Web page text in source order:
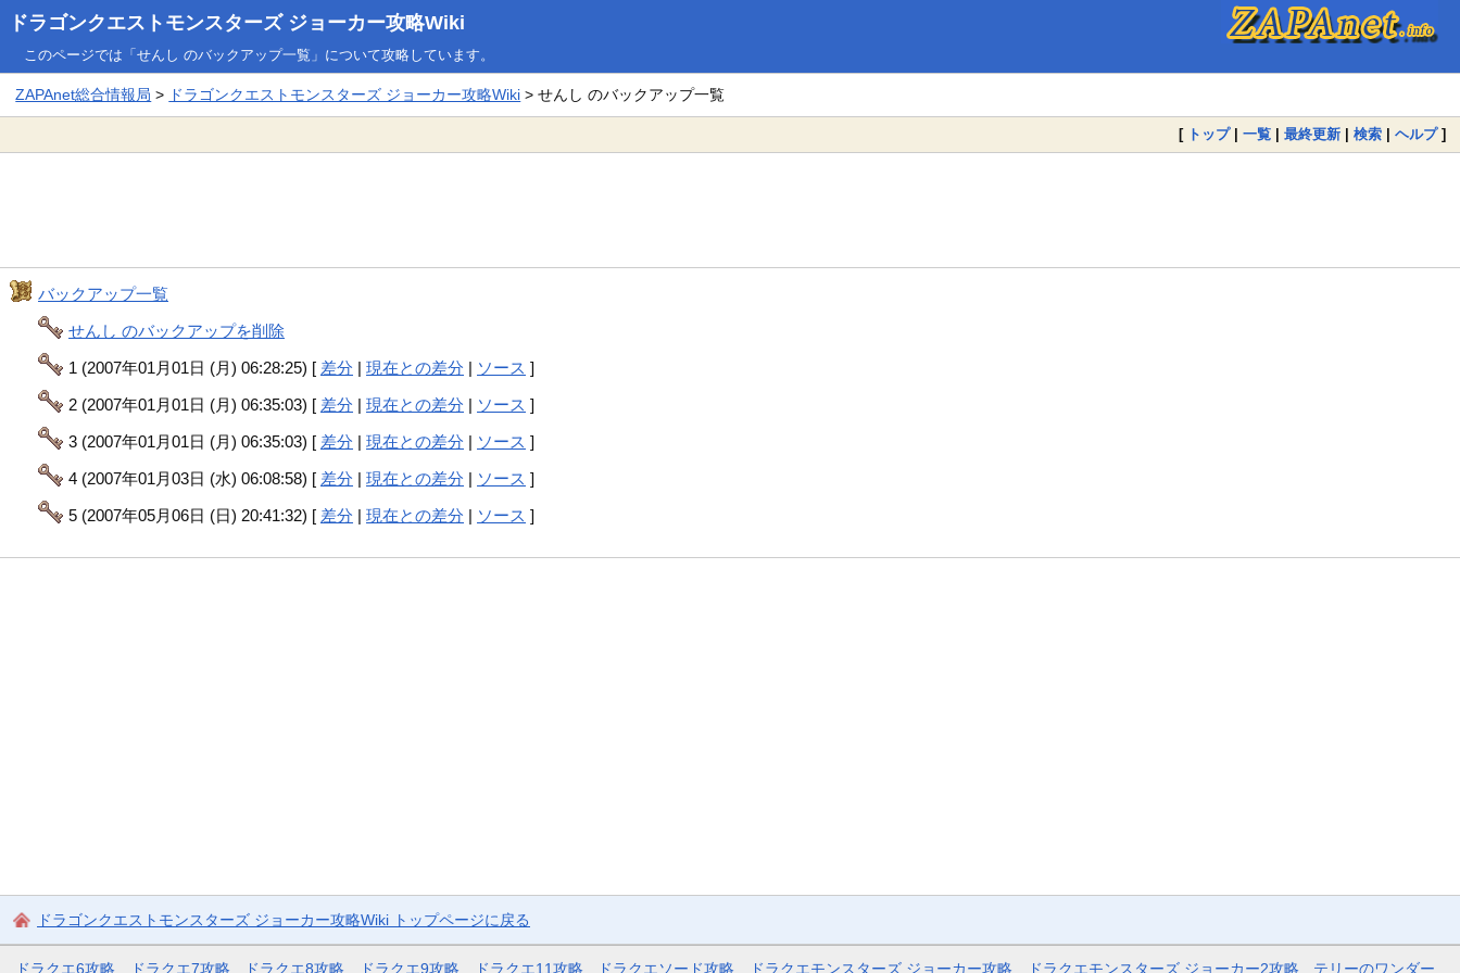
ドラゴンクエストモンスターズ ジョーカー攻略Wiki
このページでは「せんし のバックアップ一覧」について攻略しています。
ZAPAnet総合情報局 > ドラゴンクエストモンスターズ ジョーカー攻略Wiki > せんし のバックアップ一覧
[ トップ| 一覧 | 最終更新 | 検索 | ヘルプ]
バックアップ一覧
せんし のバックアップを削除
1 (2007年01月01日 (月) 06:28:25) [ 差分 |現在との差分 | ソース ]
2 (2007年01月01日 (月) 06:35:03) [ 差分 |現在との差分 | ソース ]
3 (2007年01月01日 (月) 06:35:03) [ 差分 |現在との差分 | ソース ]
4 (2007年01月03日 (水) 06:08:58) [ 差分 |現在との差分 | ソース ]
5 (2007年05月06日 (日) 20:41:32) [ 差分 |現在との差分 | ソース ]
ドラゴンクエストモンスターズ ジョーカー攻略Wiki トップページに戻る
ドラクエ6攻略 ドラクエ7攻略 ドラクエ8攻略 ドラクエ9攻略 ドラクエ11攻略 ドラクエソード攻略 ドラクエモンスターズ ジョーカー攻略 ドラクエモンスターズ ジョーカー2攻略 テリーのワンダー